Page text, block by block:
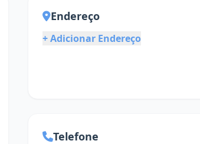
Endereço
+ Adicionar Endereço
Telefone